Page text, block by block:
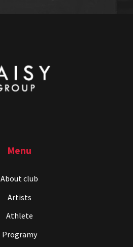
"Ingolštat TRIO”
program
Hudák
Michal Hudák
Menu
About club
Artists
Athlete
Programy